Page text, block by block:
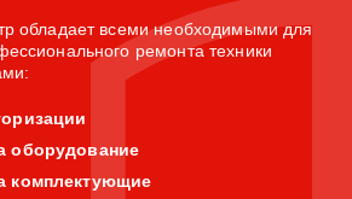
обладает всеми необходимыми для
ремонта техники
оборудование
комплектующие